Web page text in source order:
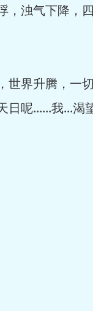
浊气下降，
界升腾，一
呢......我...渴